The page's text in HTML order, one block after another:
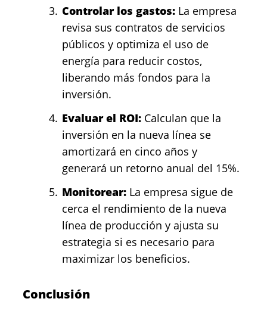
Controlar los gastos: La empresa
revisa sus contratos de servicios
públicos y optimiza el uso de
energía para reducir costos,
liberando más fondos para la
inversión.
Evaluar el ROI: Calculan que la
inversión en la nueva línea se
amortizará en cinco años y
generará un retorno anual del 15%.
Monitorear: La empresa sigue de
cerca el rendimiento de la nueva
línea de producción y ajusta su
estrategia si es necesario para
maximizar los beneficios.
Conclusión